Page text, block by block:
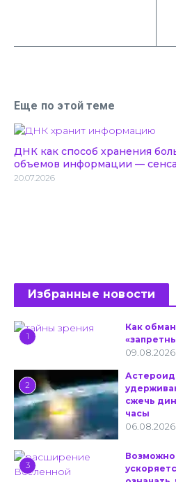
Еще по этой теме
ДНК как способ хранения
объемов информации —
20.07.2026
Избранные новости
1
Как
09.08.2026
2
сжечь
часы
06.08.2026
3